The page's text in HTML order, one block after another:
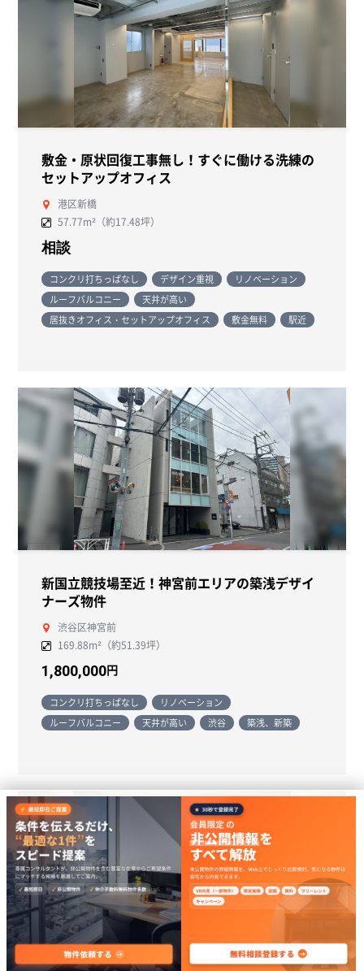
敷金・原状回復工事無し！すぐに働ける洗練の
セットアップオフィス
港区新橋
57.77m²（約17.48坪）
相談
コンクリ打ちっぱなし デザイン重視
リノベーション
ルーフバルコニー
天井が高い
居抜きオフィス・セットアップオフィス
敷金無料 駅近
新国立競技場至近！神宮前エリアの築浅デザイ
ナーズ物件
渋谷区神宮前
169.88m²（約51.39坪）
1,800,000円
コンクリ打ちっぱなし
リノベーション
ルーフバルコニー
天井が高い 渋谷 築浅、新築